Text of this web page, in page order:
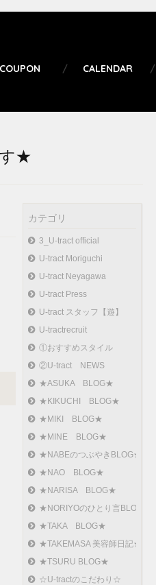
COUPON CALENDAR
す★
カテゴリ
3_U-tract official
U-tract Moriguchi
U-tract Neyagawa
U-tract Press
U-tract スタッフ【遊】
U-tractrecruit
①おすすめスタイル
②U-tract NEWS
★ASUKA BLOG★
★KIKUCHI BLOG★
★MIKI BLOG★
★MINE BLOG★
★NABEのつぶやきBLOG★
★NAO BLOG★
★NARISA BLOG★
★NORIYOのひとり言BLOG
★TAKA BLOG★
★TAKEMASA 美容師日記★
★TSURU BLOG★
☆U-tractのこだわり☆